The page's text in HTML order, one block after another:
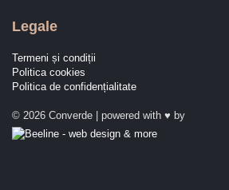
Legale
Termeni și condiții
Politica cookies
Politica de confidențialitate
© 2026 Converde | powered with ♥ by